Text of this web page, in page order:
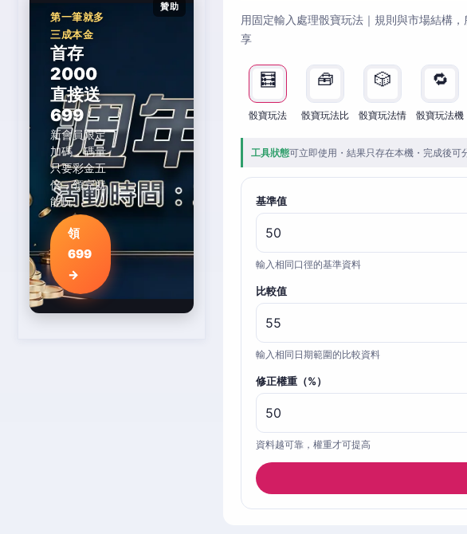
贊助
第一筆就多
三成本金
首存
2000
直接送
699
新會員限定
加碼，碼量
只要彩金五
倍，領完就
能玩。
領
699
→
用固定輸入處理骰寶玩法｜規則與市場結構
享
🧮
骰寶玩法
🧰
骰寶玩法比
🎲
骰寶玩法情
🔁
骰寶玩法機
工具狀態可立即使用・結果只存在本機・完成後可
基準值
輸入相同口徑的基準資料
比較值
輸入相同日期範圍的比較資料
修正權重（%）
資料越可靠，權重才可提高